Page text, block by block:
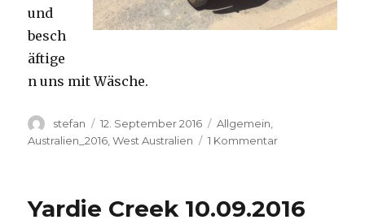
und
besch
äftige
n uns mit Wäsche.
Autor
stefan
Veröffentlicht
am
12. September 2016 Kategorien
Allgemein
Australien_2016 ,West Australien 1 Kommentarzu
Yardie Creek 10.09.2016